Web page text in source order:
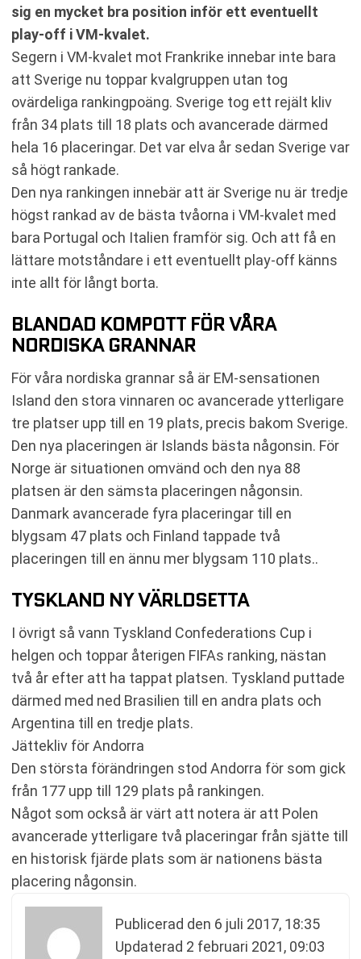
sig en mycket bra position inför ett eventuellt
play-off i VM-kvalet.
Segern i VM-kvalet mot Frankrike innebar inte bara
att Sverige nu toppar kvalgruppen utan tog
ovärdeliga rankingpoäng. Sverige tog ett rejält kliv
från 34 plats till 18 plats och avancerade därmed
hela 16 placeringar. Det var elva år sedan Sverige var
så högt rankade.
Den nya rankingen innebär att är Sverige nu är tredje
högst rankad av de bästa tvåorna i VM-kvalet med
bara Portugal och Italien framför sig. Och att få en
lättare motståndare i ett eventuellt play-off känns
inte allt för långt borta.
BLANDAD KOMPOTT FÖR VÅRA
NORDISKA GRANNAR
För våra nordiska grannar så är EM-sensationen
Island den stora vinnaren oc avancerade ytterligare
tre platser upp till en 19 plats, precis bakom Sverige.
Den nya placeringen är Islands bästa någonsin. För
Norge är situationen omvänd och den nya 88
platsen är den sämsta placeringen någonsin.
Danmark avancerade fyra placeringar till en
blygsam 47 plats och Finland tappade två
placeringen till en ännu mer blygsam 110 plats..
TYSKLAND NY VÄRLDSETTA
I övrigt så vann Tyskland Confederations Cup i
helgen och toppar återigen FIFAs ranking, nästan
två år efter att ha tappat platsen. Tyskland puttade
därmed med ned Brasilien till en andra plats och
Argentina till en tredje plats.
Jättekliv för Andorra
Den största förändringen stod Andorra för som gick
från 177 upp till 129 plats på rankingen.
Något som också är värt att notera är att Polen
avancerade ytterligare två placeringar från sjätte till
en historisk fjärde plats som är nationens bästa
placering någonsin.
Publicerad den 6 juli 2017, 18:35
Updaterad 2 februari 2021, 09:03